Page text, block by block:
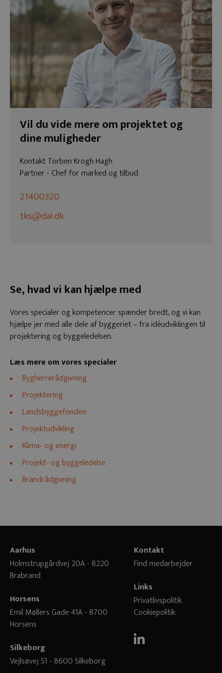
Vil du vide mere om projektet og
dine muligheder
Kontakt Torben Krogh Hagh
Partner - Chef for marked og tilbud
21400320
tks@dai.dk
Se, hvad vi kan hjælpe med
Vores specialer og kompetencer spænder bredt, og vi kan
hjælpe jer med alle dele af byggeriet – fra idéudviklingen til
projektering og byggeledelsen.
Læs mere om vores specialer
Bygherrerådgivning
Projektering
Landsbyggefonden
Projektudvikling
Klima- og energi
Projekt- og byggeledelse
Brandrådgivning
Aarhus
Holmstrupgårdvej 20A - 8220
Brabrand
Horsens
Emil Møllers Gade 41A - 8700
Horsens
Silkeborg
Vejlsøvej 51 - 8600 Silkeborg
Kontakt
Find medarbejder
Links
Privatlivspolitik
Cookiepolitik